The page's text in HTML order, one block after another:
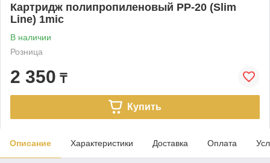
Картридж полипропиленовый PP-20 (Slim
Line) 1mic
В наличии
Розница
2 350 ₸
Купить
Описание Характеристики Доставка Оплата